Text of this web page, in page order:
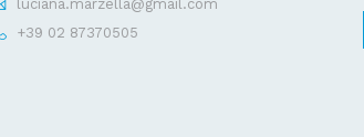
luciana.marzella@gmail.com
+39 02 87370505